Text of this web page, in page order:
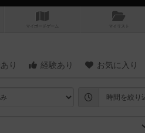
マイボードゲーム マイリスト
り 経験あり お気に入り